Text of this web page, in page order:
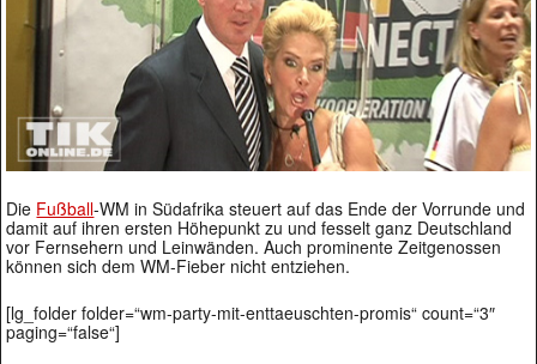
Die Fußball-WM in Südafrika steuert auf das Ende der Vorrunde und
damit auf ihren ersten Höhepunkt zu und fesselt ganz Deutschland
vor Fernsehern und Leinwänden. Auch prominente Zeitgenossen
können sich dem WM-Fieber nicht entziehen.
[lg_folder folder=“wm-party-mit-enttaeuschten-promis“ count=“3″
paging=“false“]